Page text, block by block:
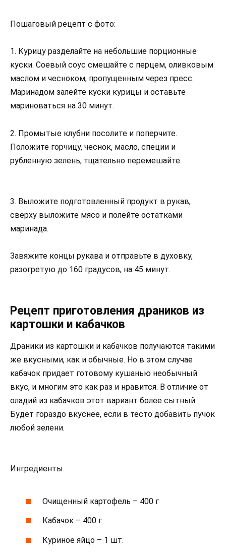
Пошаговый рецепт с фото:
1. Курицу разделайте на небольшие порционные
куски. Соевый соус смешайте с перцем, оливковым
маслом и чесноком, пропущенным через пресс.
Маринадом залейте куски курицы и оставьте
мариноваться на 30 минут.
2. Промытые клубни посолите и поперчите.
Положите горчицу, чеснок, масло, специи и
рубленную зелень, тщательно перемешайте.
3. Выложите подготовленный продукт в рукав,
сверху выложите мясо и полейте остатками
маринада.
Завяжите концы рукава и отправьте в духовку,
разогретую до 160 градусов, на 45 минут.
Рецепт приготовления драников из
картошки и кабачков
Драники из картошки и кабачков получаются такими
же вкусными, как и обычные. Но в этом случае
кабачок придает готовому кушанью необычный
вкус, и многим это как раз и нравится. В отличие от
оладий из кабачков этот вариант более сытный.
Будет гораздо вкуснее, если в тесто добавить пучок
любой зелени.
Ингредиенты
Очищенный картофель – 400 г
Кабачок – 400 г
Куриное яйцо – 1 шт.